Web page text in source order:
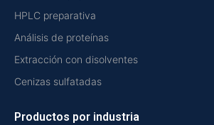
HPLC preparativa
Análisis de proteínas
Extracción con disolventes
Cenizas sulfatadas
Productos por industria